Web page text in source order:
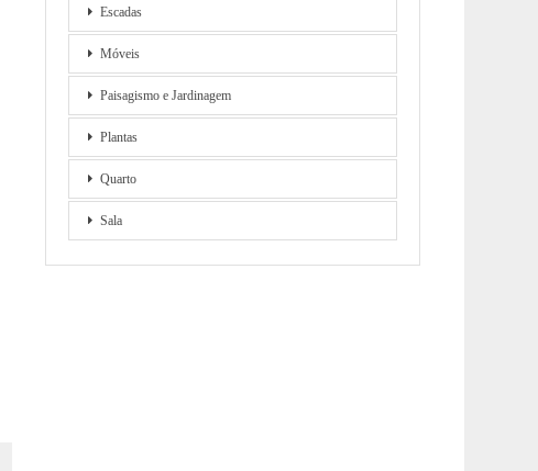
Escadas
Móveis
Paisagismo e Jardinagem
Plantas
Quarto
Sala